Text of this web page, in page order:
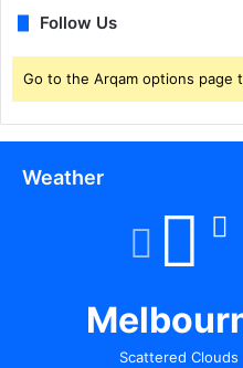
Follow Us
Go to the Arqam options page
Weather
Scattered Clouds